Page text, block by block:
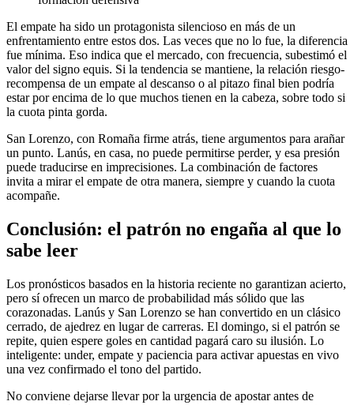
El empate ha sido un protagonista silencioso en más de un
enfrentamiento entre estos dos. Las veces que no lo fue, la diferencia
fue mínima. Eso indica que el mercado, con frecuencia, subestimó el
valor del signo equis. Si la tendencia se mantiene, la relación riesgo-
recompensa de un empate al descanso o al pitazo final bien podría
estar por encima de lo que muchos tienen en la cabeza, sobre todo si
la cuota pinta gorda.
San Lorenzo, con Romaña firme atrás, tiene argumentos para arañar
un punto. Lanús, en casa, no puede permitirse perder, y esa presión
puede traducirse en imprecisiones. La combinación de factores
invita a mirar el empate de otra manera, siempre y cuando la cuota
acompañe.
Conclusión: el patrón no engaña al que lo
sabe leer
Los pronósticos basados en la historia reciente no garantizan acierto,
pero sí ofrecen un marco de probabilidad más sólido que las
corazonadas. Lanús y San Lorenzo se han convertido en un clásico
cerrado, de ajedrez en lugar de carreras. El domingo, si el patrón se
repite, quien espere goles en cantidad pagará caro su ilusión. Lo
inteligente: under, empate y paciencia para activar apuestas en vivo
una vez confirmado el tono del partido.
No conviene dejarse llevar por la urgencia de apostar antes de